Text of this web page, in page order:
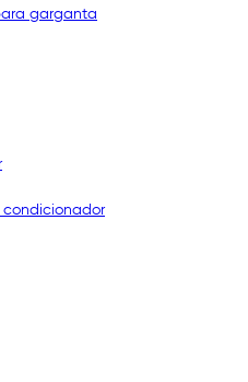
garganta
condicionador